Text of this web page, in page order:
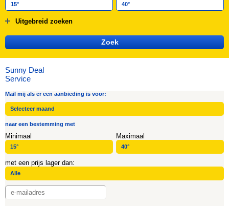
Uitgebreid zoeken
Sunny Deal
Service
Mail mij als er een aanbieding is voor:
naar een bestemming met
Minimaal Maximaal
met een prijs lager dan: